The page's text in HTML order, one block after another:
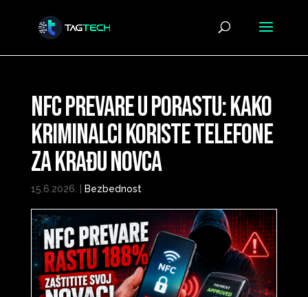
NFC prevare u porastu: Kako
kriminalci koriste telefone
za krađu novca
15.6.2026. Bezbednost